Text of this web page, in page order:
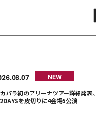
08 07 NEW
パラ初のアリーナツアー詳細発表
を皮切りに4会場5公演